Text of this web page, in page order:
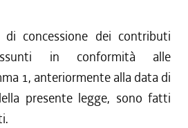
di concessione dei contributi
in conformità alle
1, anteriormente alla data di
presente legge, sono fatti